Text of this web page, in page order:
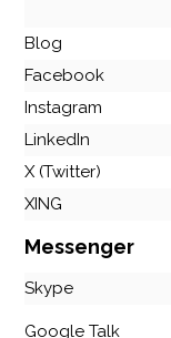
Blog
Facebook
Instagram
LinkedIn
X (Twitter)
XING
Messenger
Skype
Google Talk